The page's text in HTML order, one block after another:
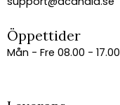
Öppettider
Mån - Fre 08.00 - 17.00